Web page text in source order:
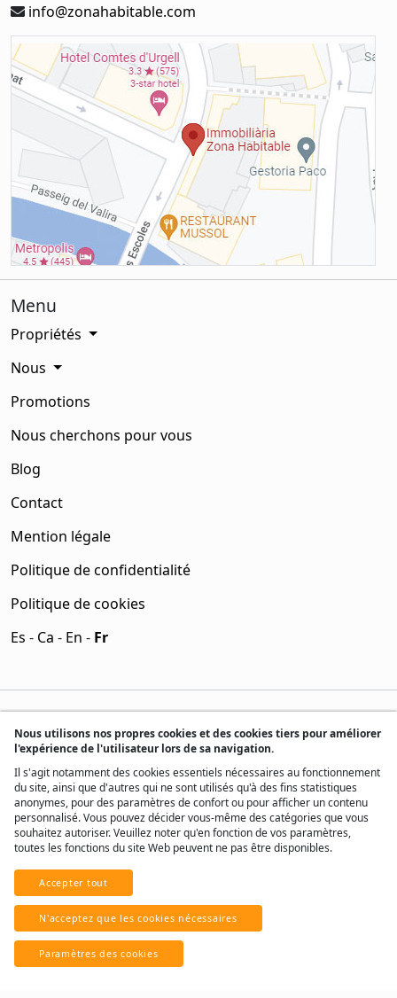
info@zonahabitable.com
Menu
Propriétés
Nous
Promotions
Nous cherchons pour vous
Blog
Contact
Mention légale
Politique de confidentialité
Politique de cookies
Es - Ca - En - Fr
® Tous droits réservés, 2017 - 2026
Développé parReal Home Network
Avec ♥ d'Andorre
Nous utilisons nos propres cookies et des cookies tiers pour améliorer
l'expérience de l'utilisateur lors de sa navigation.
Il s'agit notamment des cookies essentiels nécessaires au fonctionnement
du site, ainsi que d'autres qui ne sont utilisés qu'à des fins statistiques
anonymes, pour des paramètres de confort ou pour afficher un contenu
personnalisé. Vous pouvez décider vous-même des catégories que vous
souhaitez autoriser. Veuillez noter qu'en fonction de vos paramètres,
toutes les fonctions du site Web peuvent ne pas être disponibles.
Accepter tout
N'acceptez que les cookies nécessaires
Paramètres des cookies